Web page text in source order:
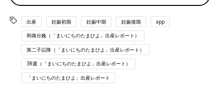
16:00
4階まで階段を登り、子宮口の熟化を促すよう先生から指示があ
ったので、階段登る
□12/17
5:30
前駆陣痛が7分間隔で来るようになる。おしるしあり。
出産 妊娠初期 妊娠中期 妊娠後期 app
和痛分娩（「まいにちのたまひよ」出産レポート）
第二子以降（「まいにちのたまひよ」出産レポート）
38週（「まいにちのたまひよ」出産レポート）
「まいにちのたまひよ」出産レポート